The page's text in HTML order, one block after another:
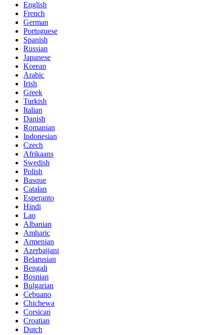
English
French
German
Portuguese
Spanish
Russian
Japanese
Korean
Arabic
Irish
Greek
Turkish
Italian
Danish
Romanian
Indonesian
Czech
Afrikaans
Swedish
Polish
Basque
Catalan
Esperanto
Hindi
Lao
Albanian
Amharic
Armenian
Azerbaijani
Belarusian
Bengali
Bosnian
Bulgarian
Cebuano
Chichewa
Corsican
Croatian
Dutch